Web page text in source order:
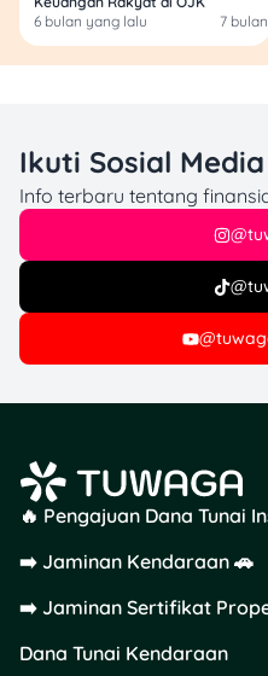
6 bulan yang lalu
7
Ikuti Sosial
Info terbaru tentang
🔥 Pengajuan Dana Tunai
➡️ Jaminan Kendaraan 🚗
➡️ Jaminan Sertifikat
Dana Tunai Kendaraan